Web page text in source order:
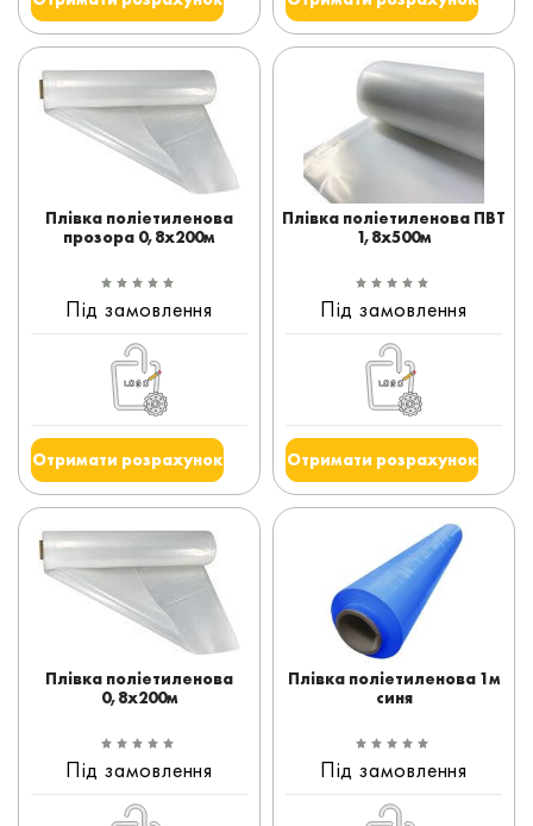
Плівка поліетиленова
прозора 0,8x200м
Під замовлення
Отримати розрахунок
Плівка поліетиленова ПВТ
1,8x500м
Під замовлення
Отримати розрахунок
Плівка поліетиленова
0,8x200м
Під замовлення
Плівка поліетиленова 1м
синя
Під замовлення